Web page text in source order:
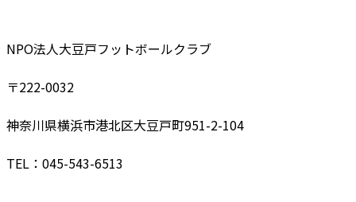
NPO法人大豆戸フットボールクラブ
〒222-0032
神奈川県横浜市港北区大豆戸町951-2-104
TEL：045-543-6513